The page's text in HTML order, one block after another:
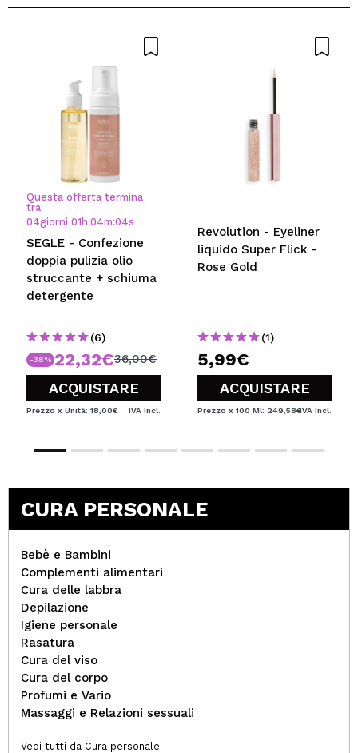
Questa offerta termina
tra:
04giorni 01h:04m:04s
SEGLE - Confezione
doppia pulizia olio
struccante + schiuma
detergente
(6)
-38% 22,32€36,00€
ACQUISTARE
Prezzo x Unità: 18,00€ IVA Incl.
Revolution - Eyeliner
liquido Super Flick -
Rose Gold
(1)
5,99€
ACQUISTARE
Prezzo x 100 Ml: 249,58€IVA Incl.
CURA PERSONALE
Bebè e Bambini
Complementi alimentari
Cura delle labbra
Depilazione
Igiene personale
Rasatura
Cura del viso
Cura del corpo
Profumi e Vario
Massaggi e Relazioni sessuali
Vedi tutti da Cura personale